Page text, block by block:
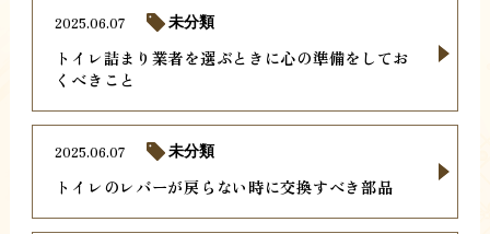
トイレ詰まり業者を選ぶときに心の準備をしてお
くべきこと
2025.06.07 未分類
トイレのレバーが戻らない時に交換すべき部品
2025.06.07 未分類